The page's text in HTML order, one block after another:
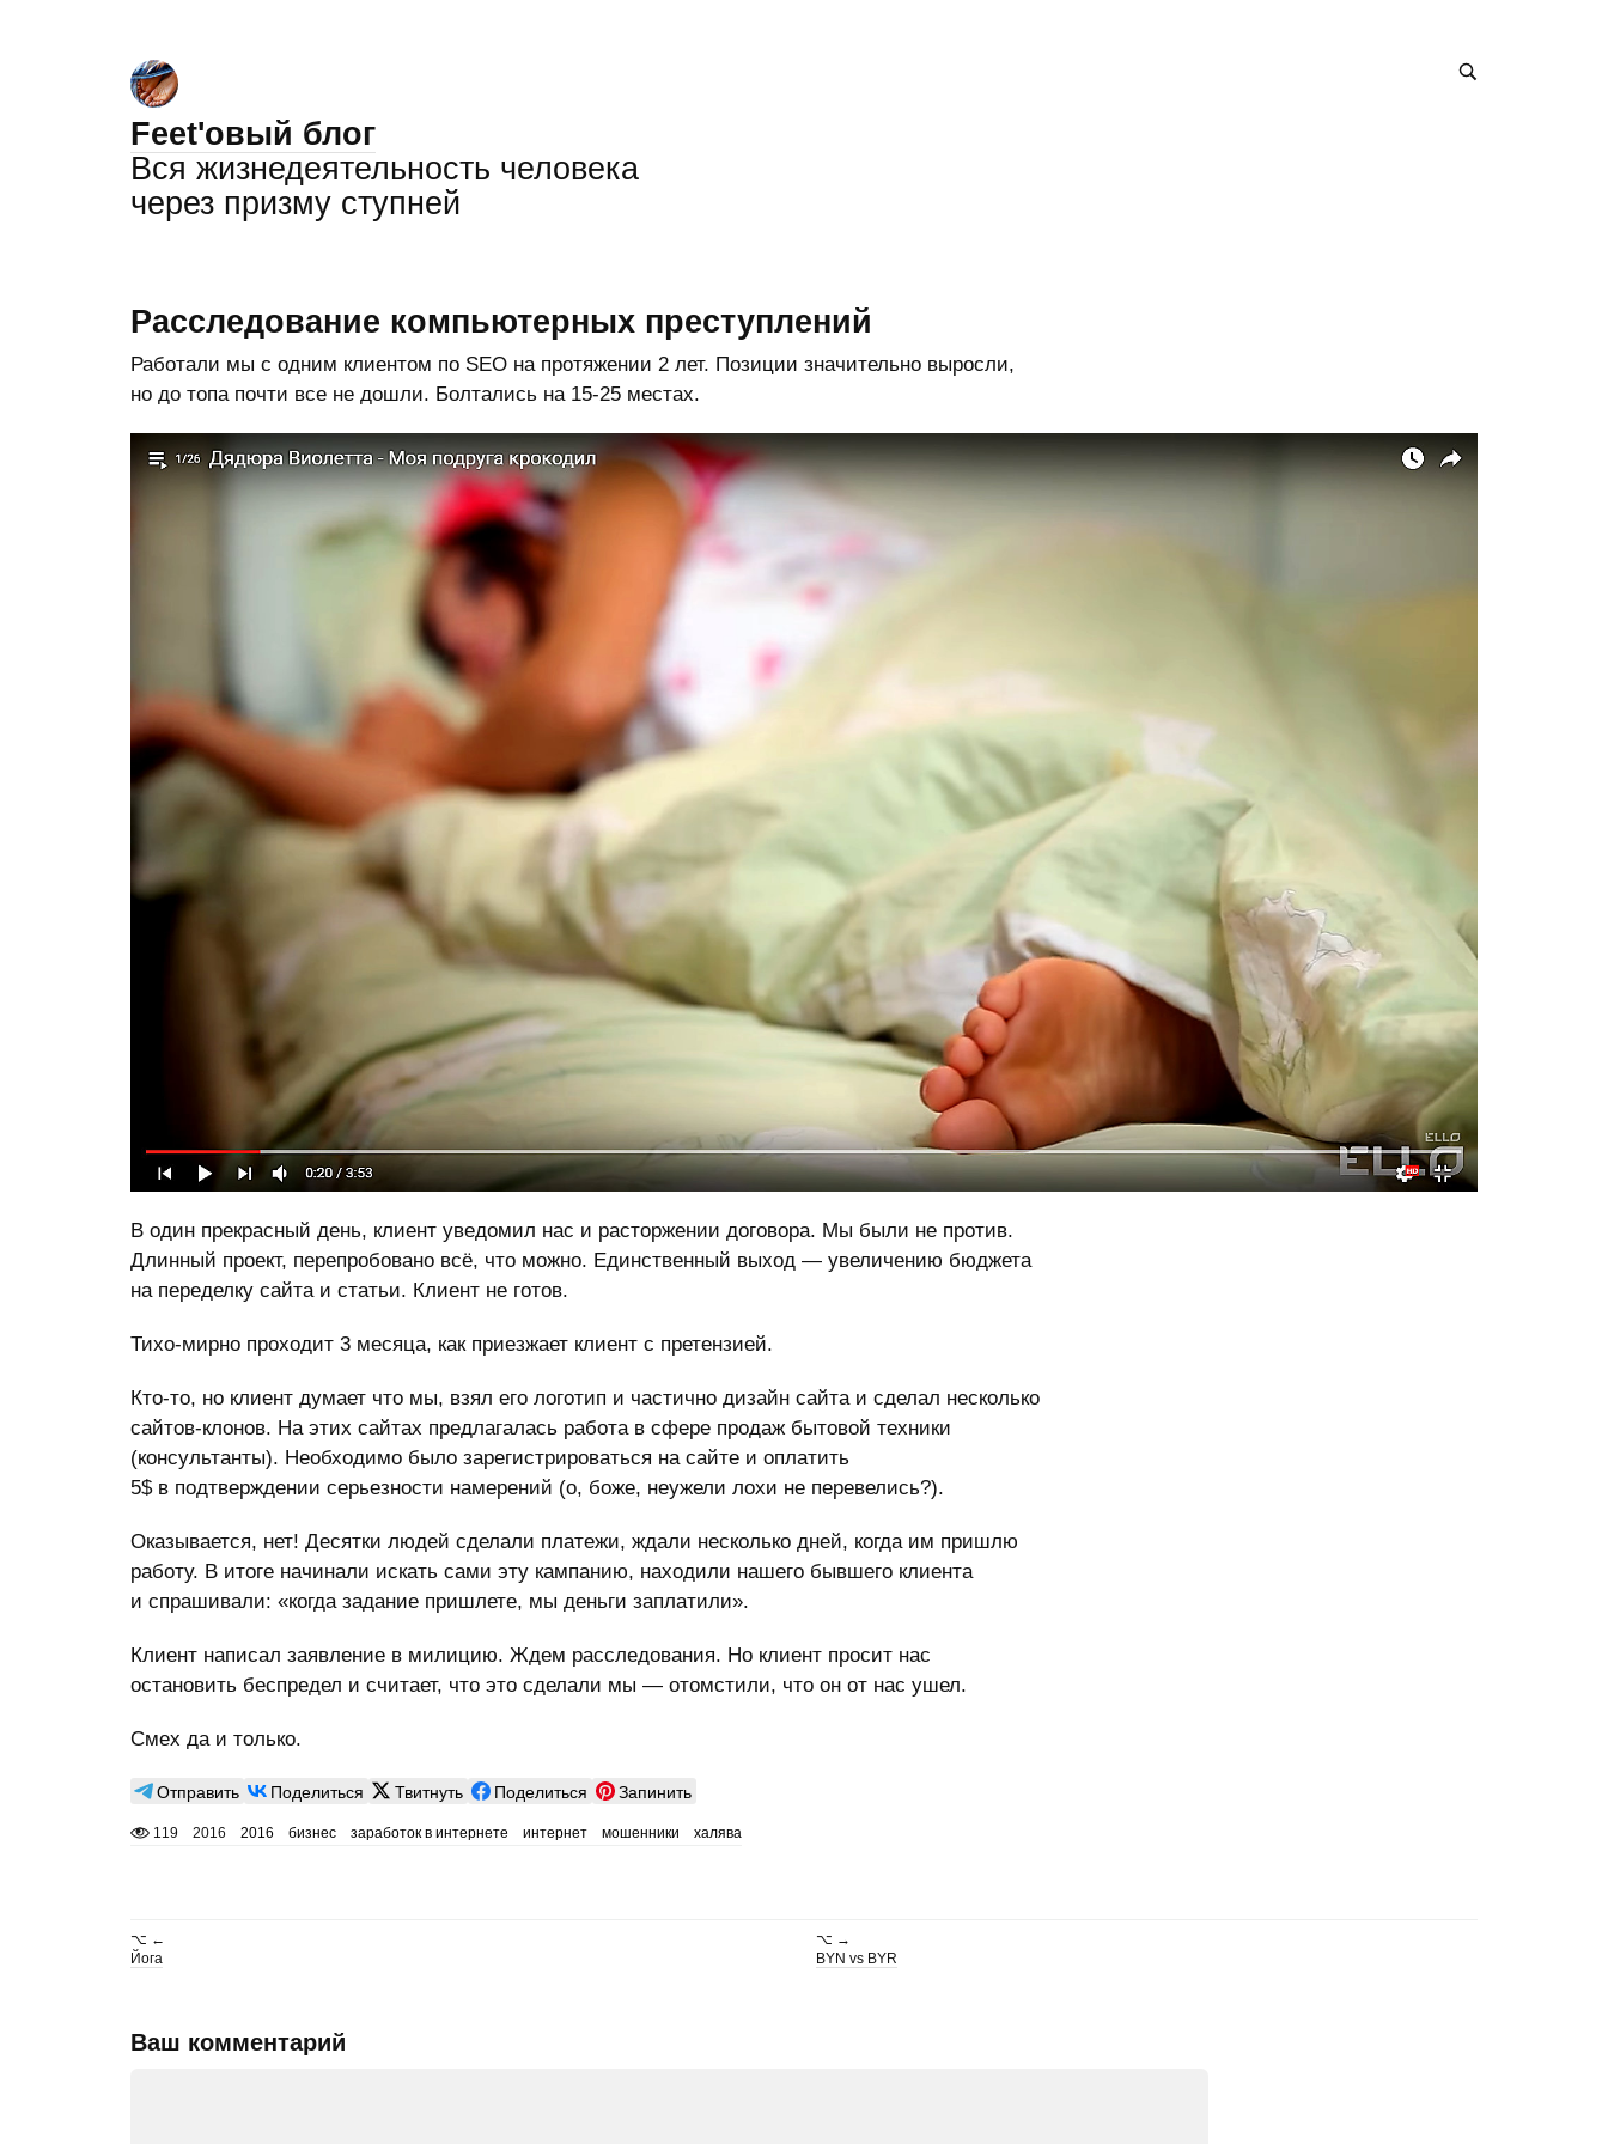
Feet'овый блог
Вся жизнедеятельность человека
через призму ступней
Расследование компьютерных преступлений
Работали мы с одним клиентом по SEO на протяжении 2 лет. Позиции значительно выросли,
но до топа почти все не дошли. Болтались на 15-25 местах.
В один прекрасный день, клиент уведомил нас и расторжении договора. Мы были не против.
Длинный проект, перепробовано всё, что можно. Единственный выход — увеличению бюджета
на переделку сайта и статьи. Клиент не готов.
Тихо-мирно проходит 3 месяца, как приезжает клиент с претензией.
Кто-то, но клиент думает что мы, взял его логотип и частично дизайн сайта и сделал несколько
сайтов-клонов. На этих сайтах предлагалась работа в сфере продаж бытовой техники
(консультанты). Необходимо было зарегистрироваться на сайте и оплатить
5$ в подтверждении серьезности намерений (о, боже, неужели лохи не перевелись?).
Оказывается, нет! Десятки людей сделали платежи, ждали несколько дней, когда им пришлю
работу. В итоге начинали искать сами эту кампанию, находили нашего бывшего клиента
и спрашивали: «когда задание пришлете, мы деньги заплатили».
Клиент написал заявление в милицию. Ждем расследования. Но клиент просит нас
остановить беспредел и считает, что это сделали мы — отомстили, что он от нас ушел.
Смех да и только.
Отправить Поделиться Твитнуть Поделиться Запинить
119 2016 2016 бизнес заработок в интернете интернет мошенники халява
⌥ ←
Йога
⌥ →
BYN vs BYR
Ваш комментарий